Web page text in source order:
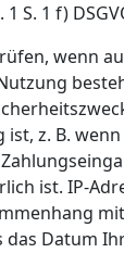
S. 1 f)
wenn
z. B.
ist. IP-
Datum